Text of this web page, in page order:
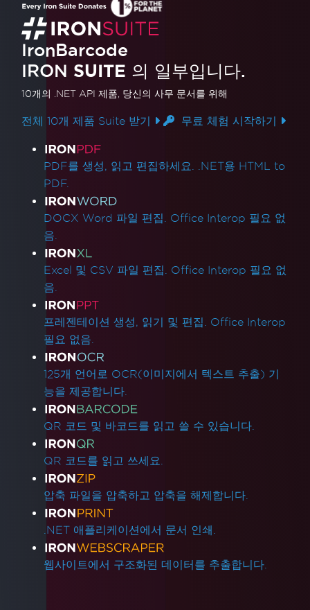
IronBarcode
IRON SUITE 의 일부입니다.
10개의 .NET API 제품, 당신의 사무 문서를 위해
전체 10개 제품 Suite 받기 무료 체험 시작하기
제품 링크
PDF를 생성, 읽고 편집하세요. .NET용 HTML to
PDF.
DOCX Word 파일 편집. Office Interop 필요 없
음.
Excel 및 CSV 파일 편집. Office Interop 필요 없
음.
프레젠테이션 생성, 읽기 및 편집. Office Interop
필요 없음.
125개 언어로 OCR(이미지에서 텍스트 추출) 기
능을 제공합니다.
QR 코드 및 바코드를 읽고 쓸 수 있습니다.
QR 코드를 읽고 쓰세요.
압축 파일을 압축하고 압축을 해제합니다.
.NET 애플리케이션에서 문서 인쇄.
웹사이트에서 구조화된 데이터를 추출합니다.